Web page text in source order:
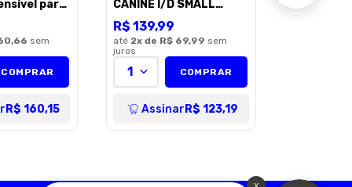
para
sem
COMPRAR
R$ 160,15
CANINE I/D SMALL
R$ 139,99
até 2x de R$ 69,99 sem
juros
1 COMPRAR
Assinar R$ 123,19